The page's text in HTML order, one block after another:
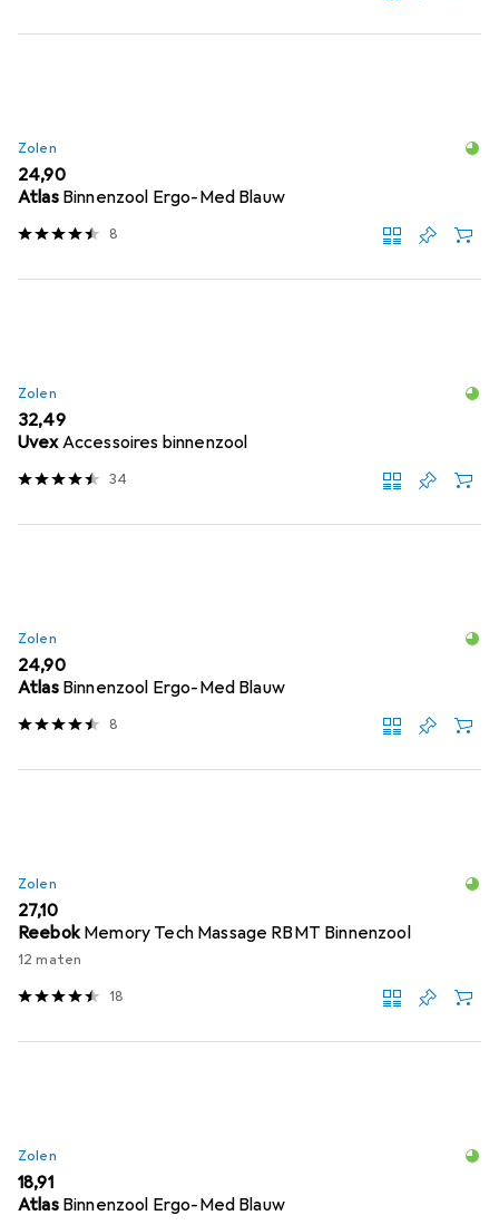
Zolen
EUR
24,90
Atlas Binnenzool Ergo-Med Blauw
8
Zolen
EUR
32,49
UvexAccessoires binnenzool
34
Zolen
EUR
24,90
Atlas Binnenzool Ergo-Med Blauw
8
Zolen
EUR
27,10
Reebok Memory Tech Massage RBMT Binnenzool
12 maten
18
Zolen
EUR
18,91
Atlas Binnenzool Ergo-Med Blauw